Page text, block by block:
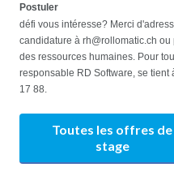
Postuler
défi vous intéresse? Merci
candidature à rh@rollomatic.ch ou
des ressources humaines. Pour
responsable RD Software, se
17 88.
Toutes les offres de
stage